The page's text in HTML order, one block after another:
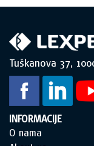
Tuškanova 37,
INFORMACIJE
O nama